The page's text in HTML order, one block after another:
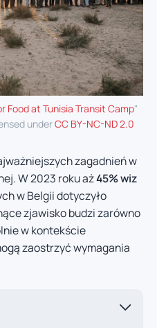
Food at Tunisia Transit Camp"
underCC BY-NC-ND 2.0
zagadnień w
W 2023 roku aż45% wiz
w Belgii dotyczyło
zjawisko budzi zarówno
w kontekście
zaostrzyć wymagania